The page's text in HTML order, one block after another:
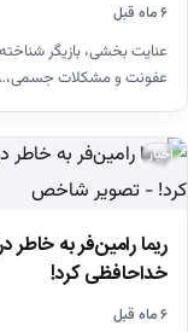
۶ ماه قبل
عنایت بخشی، بازیگر
عفونت و مشکلات
اخبار
ریما رامین‌فر به
خداحافظی کرد!
۶ ماه قبل